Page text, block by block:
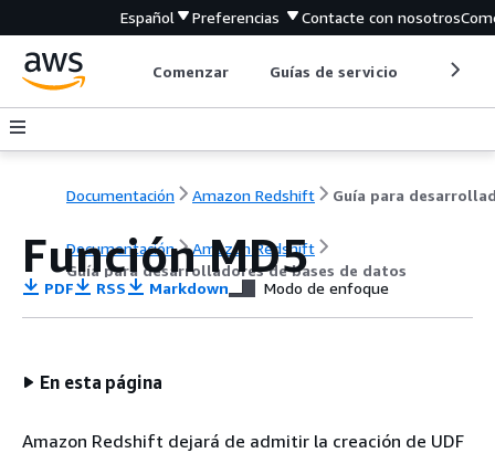
Español Preferencias Contacte con nosotros
Comenzar Guías de servicio
Documentación Amazon Redshift
Documentación
Amazon Redshift
Guía para desarrolladores de bases de datos
Función MD5
PDF RSS Markdown Modo de enfoque
En esta página
Amazon Redshift dejará de admitir la creación de UDF